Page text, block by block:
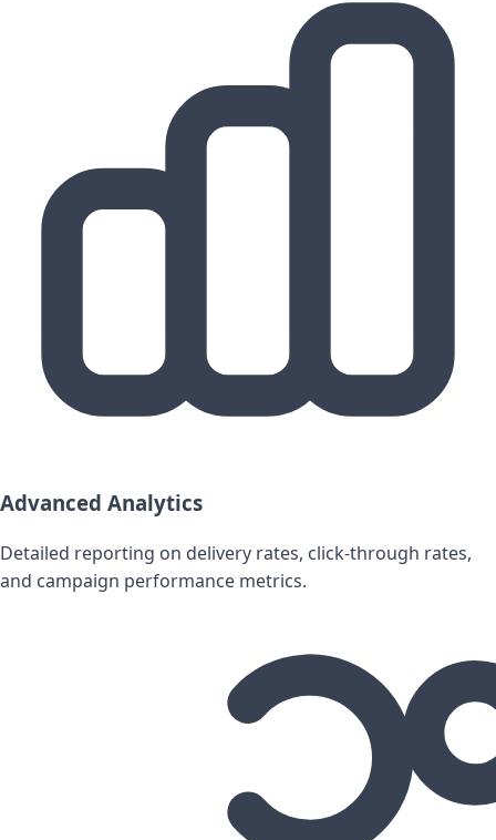
Advanced Analytics
Detailed reporting on delivery rates, click-through rates,
and campaign performance metrics.